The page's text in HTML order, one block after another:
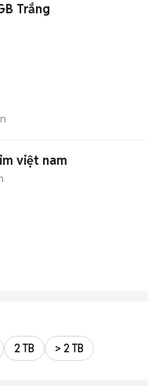
Trắng
việt nam
2 TB > 2 TB